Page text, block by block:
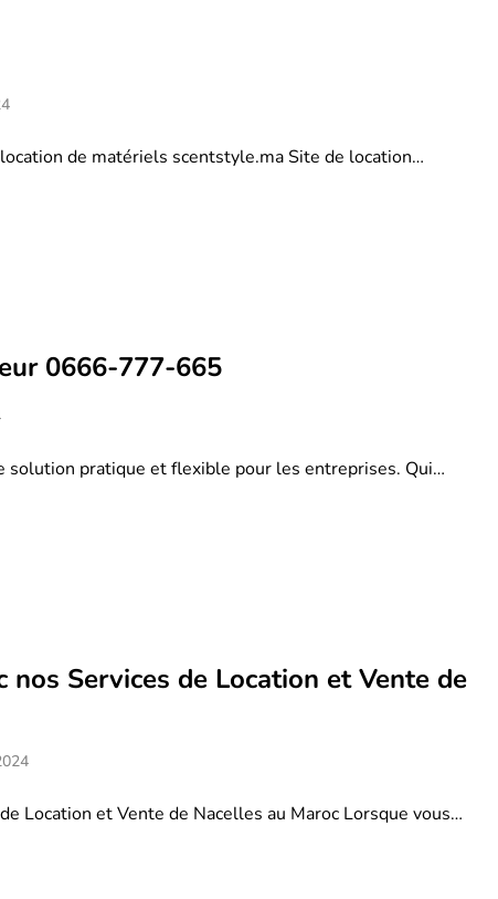
de matériels scentstyle.ma Site de location…
0666-777-665
solution pratique et flexible pour les entreprises. Qui…
nos Services de Location et Vente de
Location et Vente de Nacelles au Maroc Lorsque vous…